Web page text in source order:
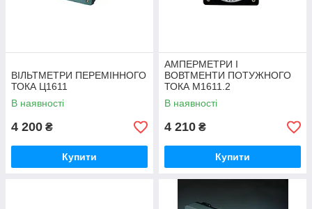
ВІЛЬТМЕТРИ ПЕРЕМІННОГО
ТОКА Ц1611
В наявності
4 200 ₴
Купити
АМПЕРМЕТРИ І
ВОВТМЕНТИ ПОТУЖНОГО
ТОКА М1611.2
В наявності
4 210 ₴
Купити